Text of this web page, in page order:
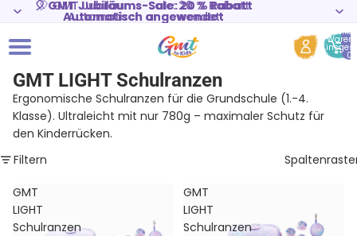
🎈 GMT Jubiläums-Sale: 20 % Rabatt
Automatisch angewendet
🎈 GMT Jubiläums-Sale: 20 % Rabatt
Automatisch angewendet
0
GMT LIGHT Schulranzen
Ergonomische Schulranzen für die Grundschule (1.-4.
Klasse). Ultraleicht mit nur 780g – maximaler Schutz für
den Kinderrücken.
Filtern
GMT
LIGHT
Schulranzen
GMT
LIGHT
Schulranzen